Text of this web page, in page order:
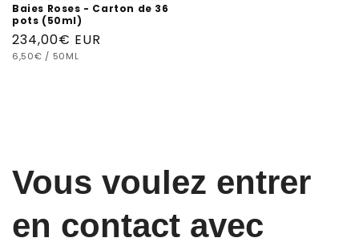
Baies Roses - Carton de 36
pots (50ml)
Prix
habituel
234,00€ EUR
PRIX
6,50€ / PAR
50ML
Vous voulez entrer
en contact avec